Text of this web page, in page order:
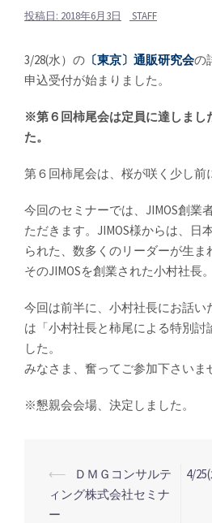
投稿日: 2018年6月3日 STAFF
3/28(水）の 〔東京〕通販研究会の
申込受付が始まりました。
※第６回柿尾会は定員に達しまし
た。
第６回柿尾会は、桜が咲く少し前
今回のセミナーでは、JIMOS創業
ただきます。JIMOS様からは、日
られた、数多くのリーダーが生ま
そのJIMOSを創業された小村社長。
今回は前半に、小村社長にお話い
は「小村社長と柿尾による特別討
した。
みなさま、奮ってご参加下さいま
※懇親会会場、決定しました。
投
稿
⟵
ＤＭＧコンサルテ
ィング株式会社セミナ
ー
4/